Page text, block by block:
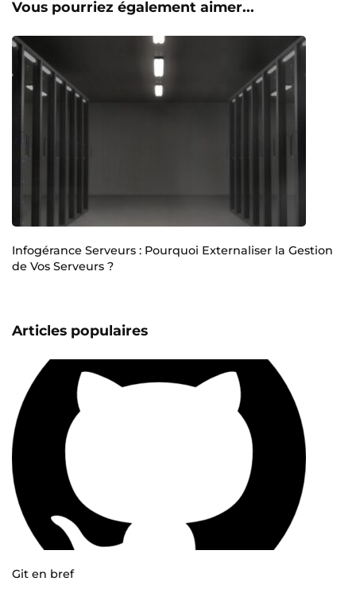
Vous pourriez également aimer...
Infogérance Serveurs : Pourquoi Externaliser la Gestion
de Vos Serveurs ?
Articles populaires
Git en bref